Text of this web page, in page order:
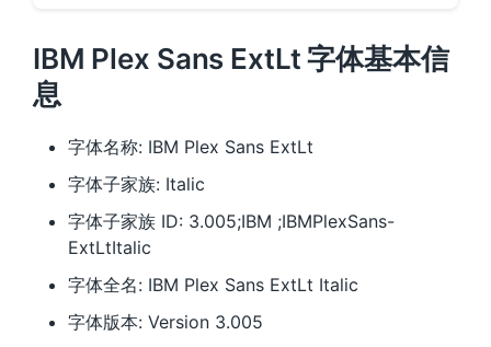
IBM Plex Sans ExtLt 字体基本信
息
字体名称: IBM Plex Sans ExtLt
字体子家族: Italic
字体子家族 ID: 3.005;IBM ;IBMPlexSans-
ExtLtItalic
字体全名: IBM Plex Sans ExtLt Italic
字体版本: Version 3.005